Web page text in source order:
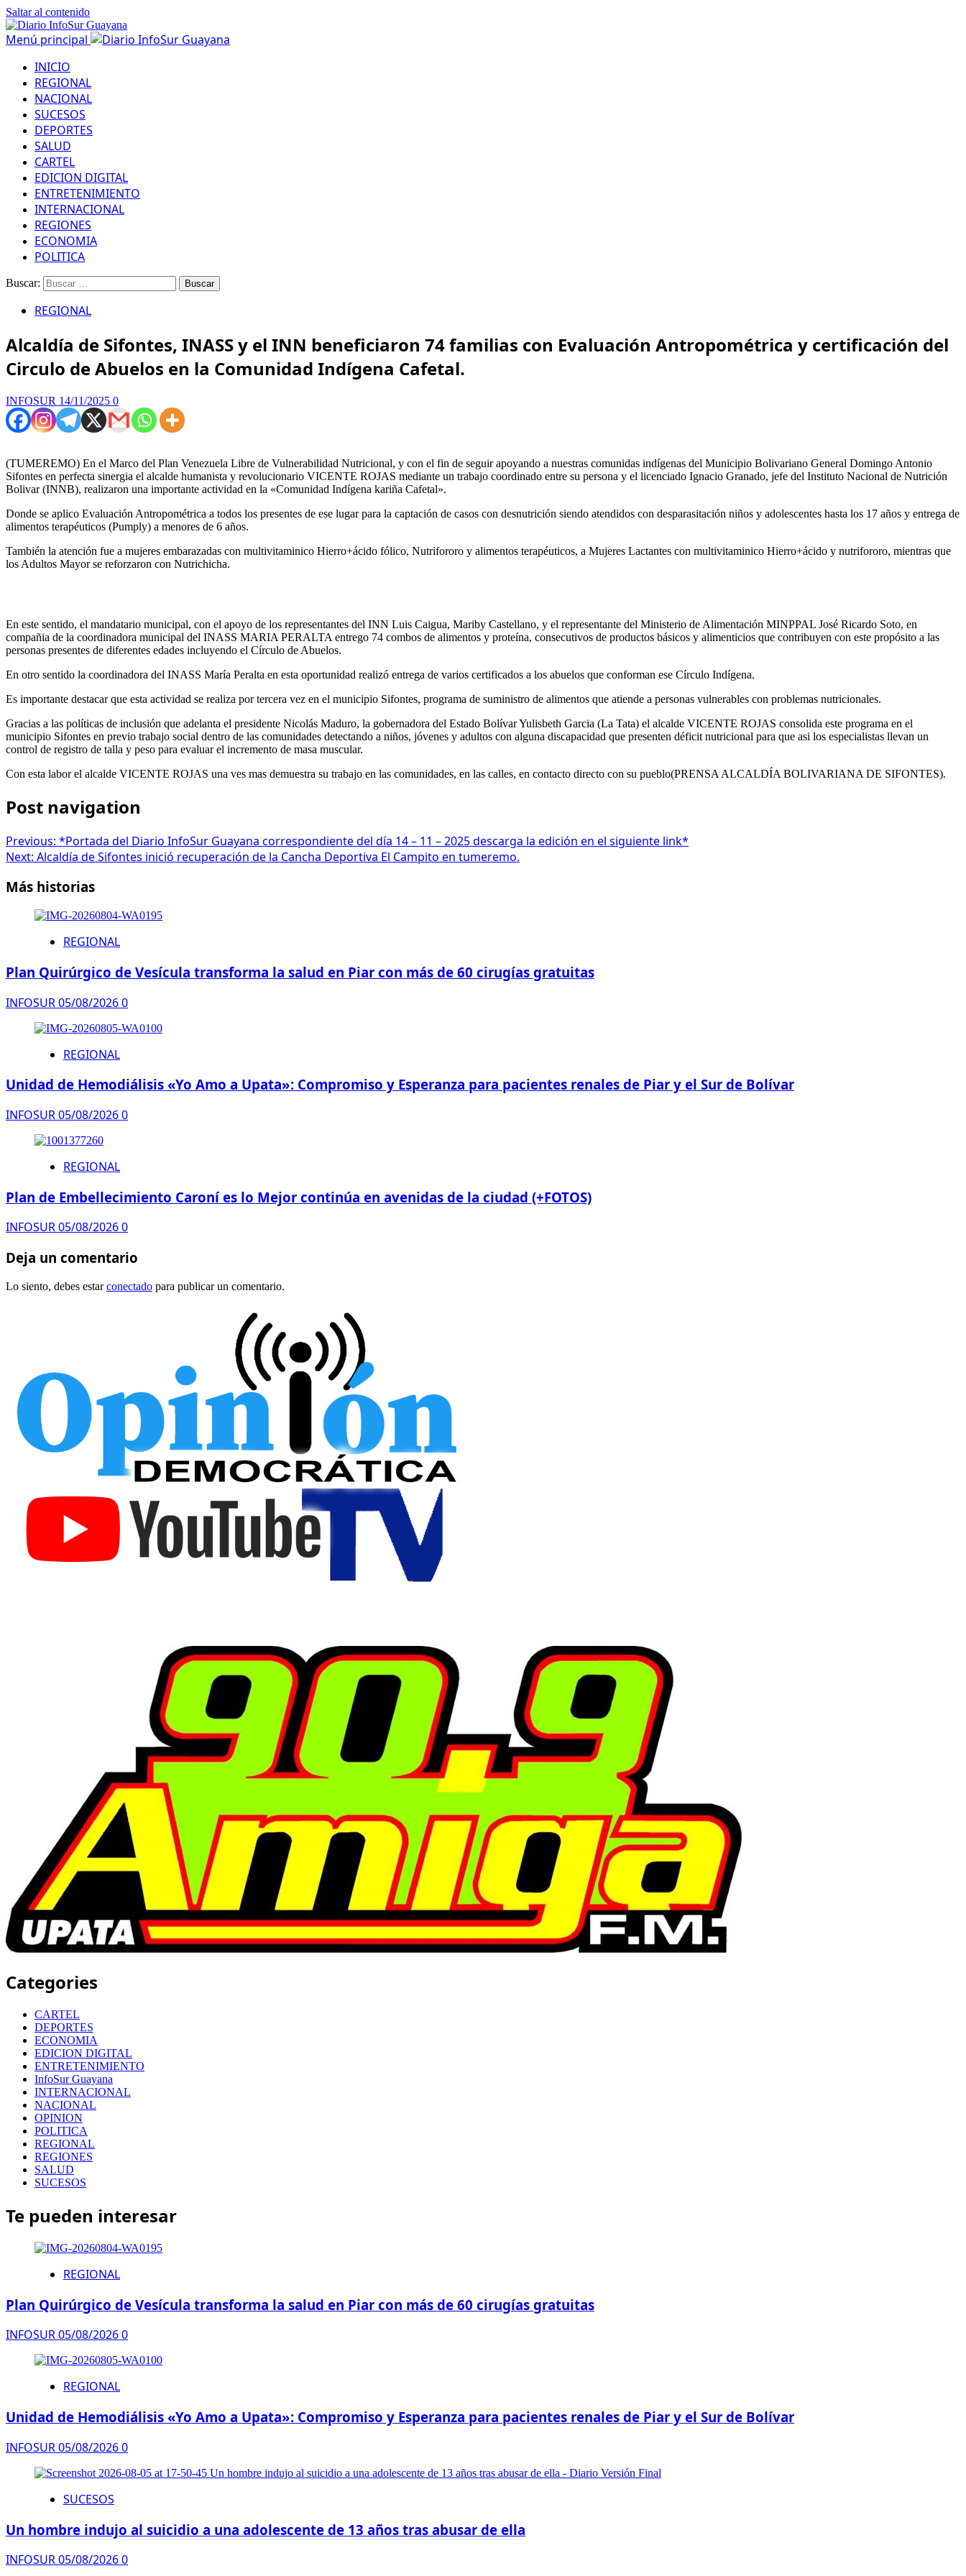
Saltar al contenido
Menú principal
INICIO
REGIONAL
NACIONAL
SUCESOS
DEPORTES
SALUD
CARTEL
EDICION DIGITAL
ENTRETENIMIENTO
INTERNACIONAL
REGIONES
ECONOMIA
POLITICA
Buscar:
REGIONAL
Alcaldía de Sifontes, INASS y el INN beneficiaron 74 familias con Evaluación Antropométrica y certificación del
Circulo de Abuelos en la Comunidad Indígena Cafetal.
INFOSUR 14/11/2025 0
(TUMEREMO) En el Marco del Plan Venezuela Libre de Vulnerabilidad Nutricional, y con el fin de seguir apoyando a nuestras comunidas indígenas del Municipio Bolivariano General Domingo Antonio
Sifontes en perfecta sinergia el alcalde humanista y revolucionario VICENTE ROJAS mediante un trabajo coordinado entre su persona y el licenciado Ignacio Granado, jefe del Instituto Nacional de Nutrición
Bolivar (INNB), realizaron una importante actividad en la «Comunidad Indígena kariña Cafetal».
Donde se aplico Evaluación Antropométrica a todos los presentes de ese lugar para la captación de casos con desnutrición siendo atendidos con desparasitación niños y adolescentes hasta los 17 años y entrega de
alimentos terapéuticos (Pumply) a menores de 6 años.
También la atención fue a mujeres embarazadas con multivitaminico Hierro+ácido fólico, Nutrifororo y alimentos terapéuticos, a Mujeres Lactantes con multivitaminico Hierro+ácido y nutrifororo, mientras que
los Adultos Mayor se reforzaron con Nutrichicha.
En este sentido, el mandatario municipal, con el apoyo de los representantes del INN Luis Caigua, Mariby Castellano, y el representante del Ministerio de Alimentación MINPPAL José Ricardo Soto, en
compañia de la coordinadora municipal del INASS MARIA PERALTA entrego 74 combos de alimentos y proteína, consecutivos de productos básicos y alimenticios que contribuyen con este propósito a las
personas presentes de diferentes edades incluyendo el Círculo de Abuelos.
En otro sentido la coordinadora del INASS María Peralta en esta oportunidad realizó entrega de varios certificados a los abuelos que conforman ese Círculo Indígena.
Es importante destacar que esta actividad se realiza por tercera vez en el municipio Sifontes, programa de suministro de alimentos que atiende a personas vulnerables con problemas nutricionales.
Gracias a las políticas de inclusión que adelanta el presidente Nicolás Maduro, la gobernadora del Estado Bolívar Yulisbeth Garcia (La Tata) el alcalde VICENTE ROJAS consolida este programa en el
municipio Sifontes en previo trabajo social dentro de las comunidades detectando a niños, jóvenes y adultos con alguna discapacidad que presenten déficit nutricional para que asi los especialistas llevan un
control de registro de talla y peso para evaluar el incremento de masa muscular.
Con esta labor el alcalde VICENTE ROJAS una ves mas demuestra su trabajo en las comunidades, en las calles, en contacto directo con su pueblo(PRENSA ALCALDÍA BOLIVARIANA DE SIFONTES).
Post navigation
Previous: *Portada del Diario InfoSur Guayana correspondiente del día 14 – 11 – 2025 descarga la edición en el siguiente link*
Next: Alcaldía de Sifontes inició recuperación de la Cancha Deportiva El Campito en tumeremo.
Más historias
REGIONAL
Plan Quirúrgico de Vesícula transforma la salud en Piar con más de 60 cirugías gratuitas
INFOSUR05/08/20260
REGIONAL
Unidad de Hemodiálisis «Yo Amo a Upata»: Compromiso y Esperanza para pacientes renales de Piar y el Sur de Bolívar
INFOSUR05/08/20260
REGIONAL
Plan de Embellecimiento Caroní es lo Mejor continúa en avenidas de la ciudad (+FOTOS)
INFOSUR05/08/20260
Deja un comentario
Lo siento, debes estarconectado para publicar un comentario.
Categories
CARTEL
DEPORTES
ECONOMIA
EDICION DIGITAL
ENTRETENIMIENTO
InfoSur Guayana
INTERNACIONAL
NACIONAL
OPINION
POLITICA
REGIONAL
REGIONES
SALUD
SUCESOS
Te pueden interesar
REGIONAL
Plan Quirúrgico de Vesícula transforma la salud en Piar con más de 60 cirugías gratuitas
INFOSUR05/08/20260
REGIONAL
Unidad de Hemodiálisis «Yo Amo a Upata»: Compromiso y Esperanza para pacientes renales de Piar y el Sur de Bolívar
INFOSUR05/08/20260
SUCESOS
Un hombre indujo al suicidio a una adolescente de 13 años tras abusar de ella
INFOSUR05/08/20260